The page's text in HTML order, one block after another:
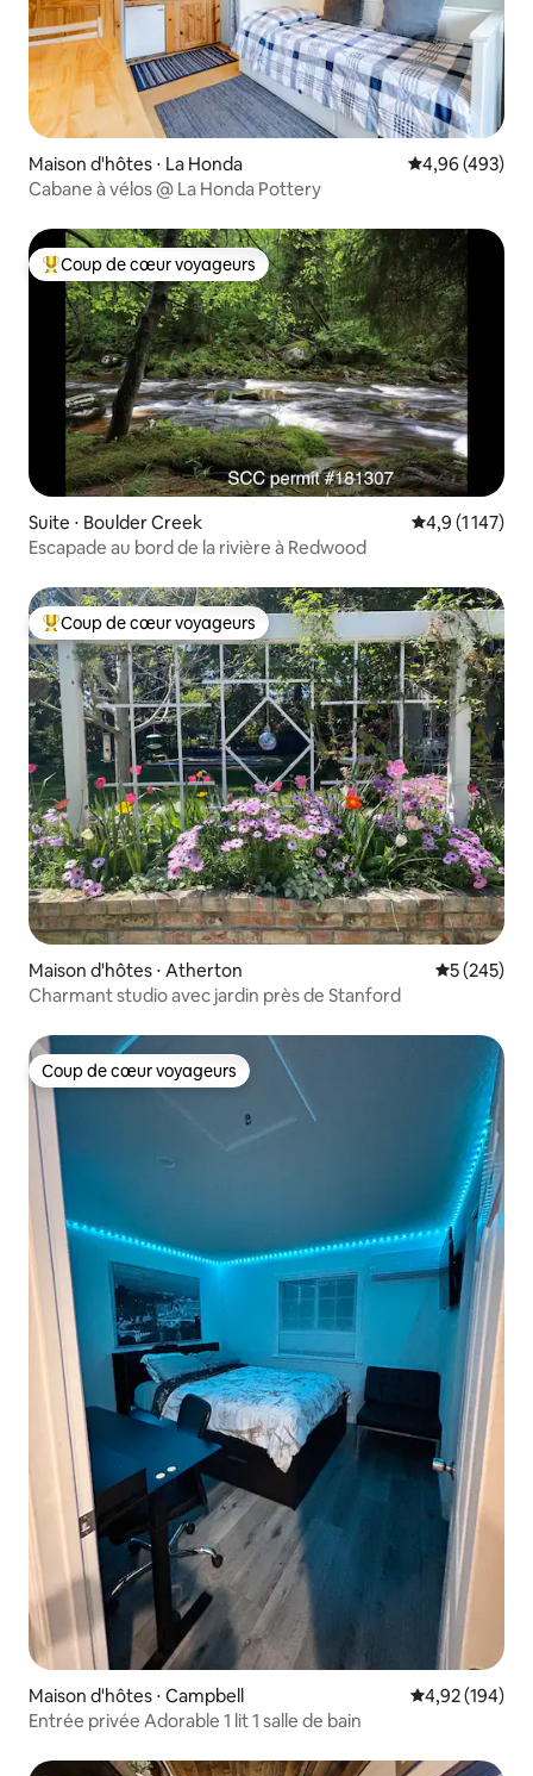
Maison d'hôtes ⋅ La Honda Évaluation
4,96 (493)
Cabane à vélos @ La Honda Pottery
Coups de cœur voyageurs les plus appréciés
Coup de cœur voyageurs
Suite ⋅ Boulder Creek Évaluation
4,9 (1 147)
Escapade au bord de la rivière à Redwood
Coups de cœur voyageurs les plus appréciés
Coup de cœur voyageurs
Maison d'hôtes ⋅ Atherton Évaluation
5 (245)
Charmant studio avec jardin près de Stanford
Coup de cœur voyageurs
Coup de cœur voyageurs
Maison d'hôtes ⋅ Campbell Évaluation
4,92 (194)
Entrée privée Adorable 1 lit 1 salle de bain